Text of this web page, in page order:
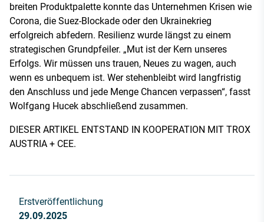
breiten Produktpalette konnte das Unternehmen Krisen wie
Corona, die Suez-Blockade oder den Ukrainekrieg
erfolgreich abfedern. Resilienz wurde längst zu einem
strategischen Grundpfeiler. „Mut ist der Kern unseres
Erfolgs. Wir müssen uns trauen, Neues zu wagen, auch
wenn es unbequem ist. Wer stehenbleibt wird langfristig
den Anschluss und jede Menge Chancen verpassen“, fasst
Wolfgang Hucek abschließend zusammen.
DIESER ARTIKEL ENTSTAND IN KOOPERATION MIT TROX
AUSTRIA + CEE.
Erstveröffentlichung
29.09.2025